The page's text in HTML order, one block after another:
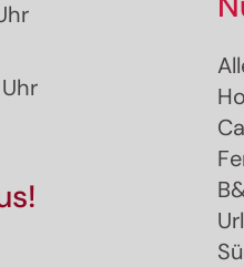
alternative
um den Kalterer